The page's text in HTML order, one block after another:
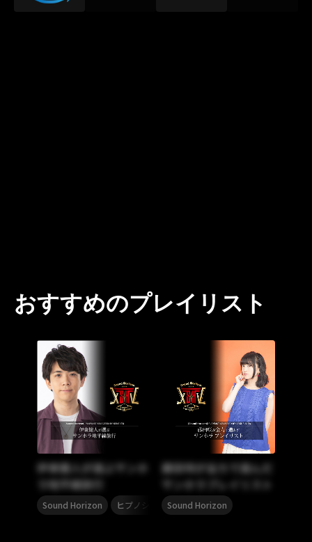
おすすめのプレイリスト
伊東健人が選ぶサンホ
ラ地平線旅行
Sound Horizon ヒプノシスマイク , ヒプマイ
藤田咲が全力で選んだ
サンホラプレイリスト
Sound Horizon